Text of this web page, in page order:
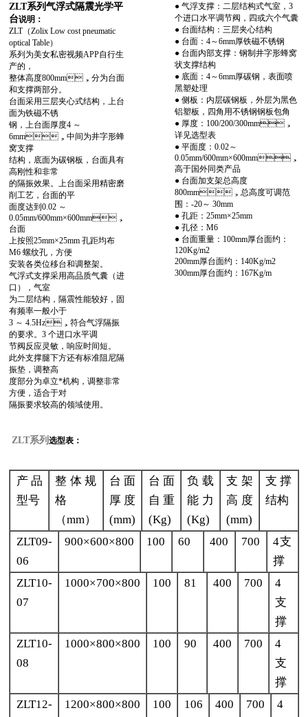
ZLT系列气浮式隔震光学平
台说明：
ZLT（Zolix Low cost pneumatic
optical Table）
系列为美女私密视频APP自行生
产的，
整体高度800mm，分为台面
和支撑两部分。
台面采用三层夹心式结构，上台
面为铁磁不锈
钢，上台面厚度4 ～
6mm，中间为井字形蜂
窝支撑
结构，底面为碳钢板，台面具有
高刚性和非常
的隔振效果。上台面采用精密磨
削工艺，台面的平
面度达到0.02 ～
0.05mm/600mm×600mm，
台面
上按照25mm×25mm 孔距均布
M6 螺纹孔，方便
安装各类位移台和调整架。
气浮式支撑采用高品质气囊（进
口），气室
为二层结构，隔震性能较好，固
有频率一般小于
3 ～ 4.5Hz，符合气浮隔振
的要求。3 个进口水平调
节阀反应灵敏，响应时间短。
此外支撑腿下方还有标准阻尼隔
振垫，调整高
度部分为卓立*机构，调整非常
方便，适合于对
隔振要求较高的领域使用。
● 气浮支撑：二层结构式气室，3
个进口水平调节阀，四或六个气囊
● 台面结构：三层夹心结构
● 台面：4～6mm厚铁磁不锈钢
● 台面内部支撑：钢制井字形蜂窝
状支撑结构
● 底面：4～6mm厚碳钢，表面喷
黑塑处理
● 侧板：内层碳钢板，外层为黑色
铝塑板，四角用不锈钢钢板包角
● 厚度：100/200/300mm，
详见选型表
● 平面度：0.02～
0.05mm/600mm×600mm，
高于国外同类产品
● 台面加支架总高度
800mm，总高度可调范
围：-20～ 30mm
● 孔距：25mm×25mm
● 孔径：M6
● 台面重量：100mm厚台面约：
120Kg/m2
200mm厚台面约：140Kg/m2
300mm厚台面约：167Kg/m
ZLT系列选型表：
产品
型号
整体规
格
（mm）
台面
厚度
(mm)
台面
自重
(Kg)
负载
能力
(Kg)
支架
高度
(mm)
支撑
结构
ZLT09-
06
900×600×800 100 60 400 700
4支
撑
ZLT10-
07
1000×700×800 100 81 400 700
4
支
撑
ZLT10-
08
1000×800×800 100 90 400 700
4
支
撑
ZLT12-
1200×800×800 100 106 400 700 4